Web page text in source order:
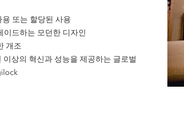
또는 할당된 사용
이드하는 모던한 디자인
개조
이상의 혁신과 성능을 제공하는 글로벌